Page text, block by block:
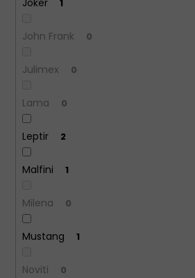
Joker 1
John Frank 0
Julimex 0
Lama 0
Leptir 2
Malfini 1
Milena 0
Mustang 1
Noviti 0